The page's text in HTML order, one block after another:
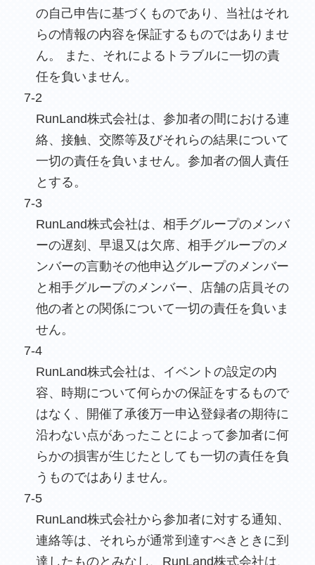
の自己申告に基づくものであり、当社はそれ
らの情報の内容を保証するものではありませ
ん。 また、それによるトラブルに一切の責
任を負いません。
7-2
RunLand株式会社は、参加者の間における連
絡、接触、交際等及びそれらの結果について
一切の責任を負いません。参加者の個人責任
とする。
7-3
RunLand株式会社は、相手グループのメンバ
ーの遅刻、早退又は欠席、相手グループのメ
ンバーの言動その他申込グループのメンバー
と相手グループのメンバー、店舗の店員その
他の者との関係について一切の責任を負いま
せん。
7-4
RunLand株式会社は、イベントの設定の内
容、時期について何らかの保証をするもので
はなく、開催了承後万一申込登録者の期待に
沿わない点があったことによって参加者に何
らかの損害が生じたとしても一切の責任を負
うものではありません。
7-5
RunLand株式会社から参加者に対する通知、
連絡等は、それらが通常到達すべきときに到
達したものとみなし、RunLand株式会社は、